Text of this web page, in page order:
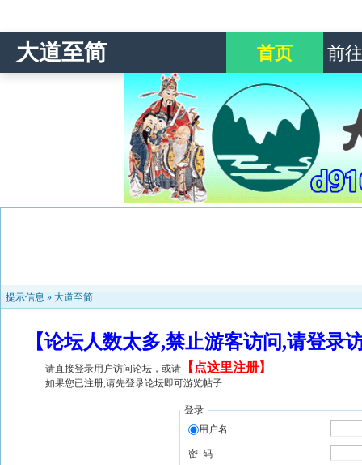
大道至简 首页 前
提示信息 » 大道至简
【论坛人数太多,禁止游客访问,请登
请直接登录用户访问论坛，或请 【 点这里注册】
如果您已注册,请先登录论坛即可游览帖子
登录
用户名
密 码